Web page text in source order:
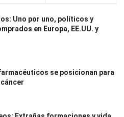
Uno por uno, políticos y
en Europa, EE.UU. y
se posicionan para